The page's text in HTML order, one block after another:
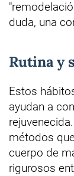
duda, una
Rutina y
Estos
ayudan a
métodos
cuerpo de
rigurosos